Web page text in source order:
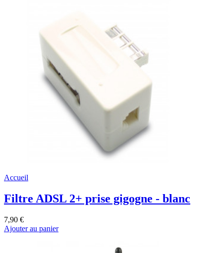
Accueil
Filtre ADSL 2+ prise gigogne - blanc
7,90 €
Ajouter au panier